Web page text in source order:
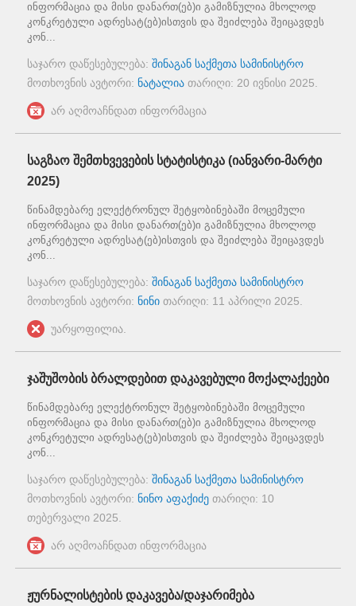
ინფორმაცია და მისი დანართ(ებ)ი გამიზნულია მხოლოდ
კონკრეტული ადრესატ(ებ)ისთვის და შეიძლება შეიცავდეს
კონ...
საჯარო დაწესებულება: შინაგან საქმეთა სამინისტრო
მოთხოვნის ავტორი: ნატალია თარიღი: 20 ივნისი 2025
არ აღმოაჩნდათ ინფორმაცია
საგზაო შემთხვევების სტატისტიკა (იანვარი-მარტი
2025)
წინამდებარე ელექტრონულ შეტყობინებაში მოცემული
ინფორმაცია და მისი დანართ(ებ)ი გამიზნულია მხოლოდ
კონკრეტული ადრესატ(ებ)ისთვის და შეიძლება შეიცავდეს
კონ...
საჯარო დაწესებულება: შინაგან საქმეთა სამინისტრო
მოთხოვნის ავტორი: ნინი თარიღი: 11 აპრილი 2025
უარყოფილია.
ჯაშუშობის ბრალდებით დაკავებული მოქალაქეები
წინამდებარე ელექტრონულ შეტყობინებაში მოცემული
ინფორმაცია და მისი დანართ(ებ)ი გამიზნულია მხოლოდ
კონკრეტული ადრესატ(ებ)ისთვის და შეიძლება შეიცავდეს
კონ...
საჯარო დაწესებულება: შინაგან საქმეთა სამინისტრო
მოთხოვნის ავტორი: ნინო აფაქიძე თარიღი: 10
თებერვალი 2025
არ აღმოაჩნდათ ინფორმაცია
ჟურნალისტების დაკავება/დაჯარიმება